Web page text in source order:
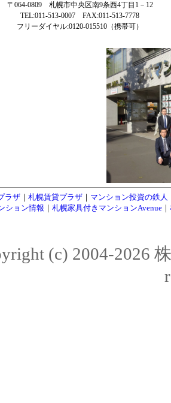
〒064-0809 札幌市中央区南9条西4丁目1－12
TEL:011-513-0007 FAX:011-513-7778
フリーダイヤル:0120-015510（携帯可）
ラザ ｜ 札幌賃貸プラザ ｜ マンション投資の鉄人
ション情報 ｜ 札幌家具付きマンションAvenue｜
(c) 2004-2026